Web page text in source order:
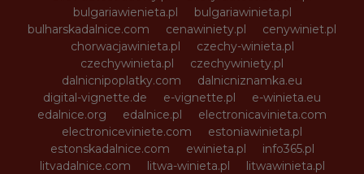
bulgariawienieta.pl
bulgariawinieta.pl
bulharskadalnice.com
cenawiniety.pl
cenywiniet.pl
chorwacjawinieta.pl
czechy-winieta.pl
czechywinieta.pl
czechywiniety.pl
dalnicnipoplatky.com
dalnicniznamka.eu
digital-vignette.de
e-vignette.pl
e-winieta.eu
edalnice.org
edalnice.pl
electronicavinieta.com
electroniceviniete.com
estoniawinieta.pl
estonskadalnice.com
ewinieta.pl
info365.pl
litvadalnice.com
litwa-winieta.pl
litwawinieta.pl